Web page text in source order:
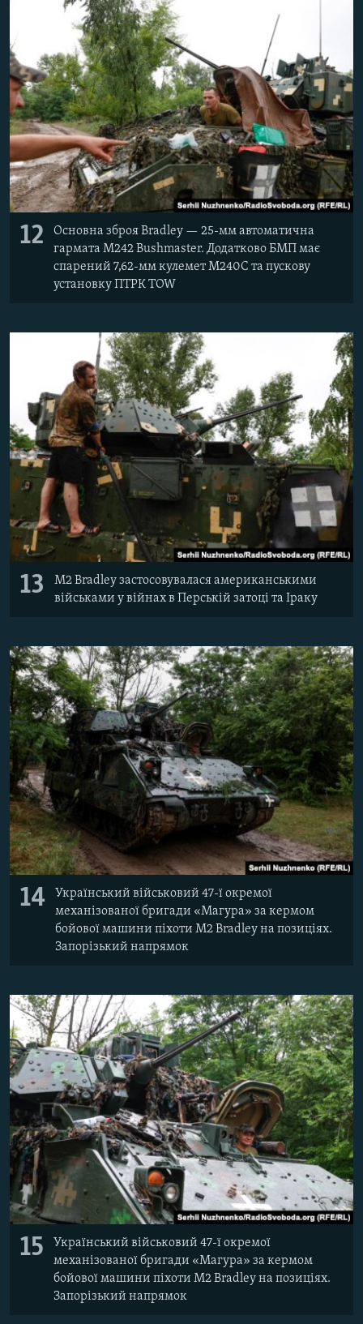
12
Основна зброя Bradley — 25-мм автоматична
гармата M242 Bushmaster. Додатково БМП має
спарений 7,62-мм кулемет M240C та пускову
установку ПТРК TOW
13
M2 Bradley застосовувалася американськими
військами у війнах в Перській затоці та Іраку
14
Український військовий 47-ї окремої
механізованої бригади «Магура» за кермом
бойової машини піхоти M2 Bradley на позиціях.
Запорізький напрямок
15
Український військовий 47-ї окремої
механізованої бригади «Магура» за кермом
бойової машини піхоти M2 Bradley на позиціях.
Запорізький напрямок